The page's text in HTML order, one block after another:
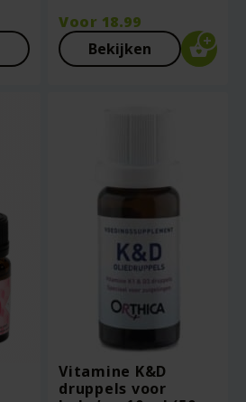
Voor 18.99
Bekijken
Vitamine K&D
druppels voor